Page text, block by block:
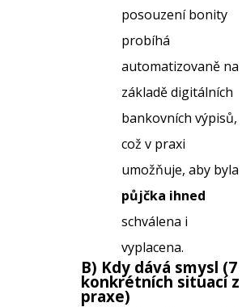
posouzení bonity
probíhá
automatizovaně na
základě digitálních
bankovních výpisů,
což v praxi
umožňuje, aby byla
půjčka ihned
schválena i
vyplacena.
B) Kdy dává smysl (7
konkrétních situací z
praxe)